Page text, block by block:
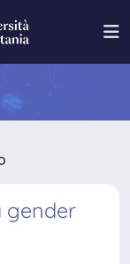
gender